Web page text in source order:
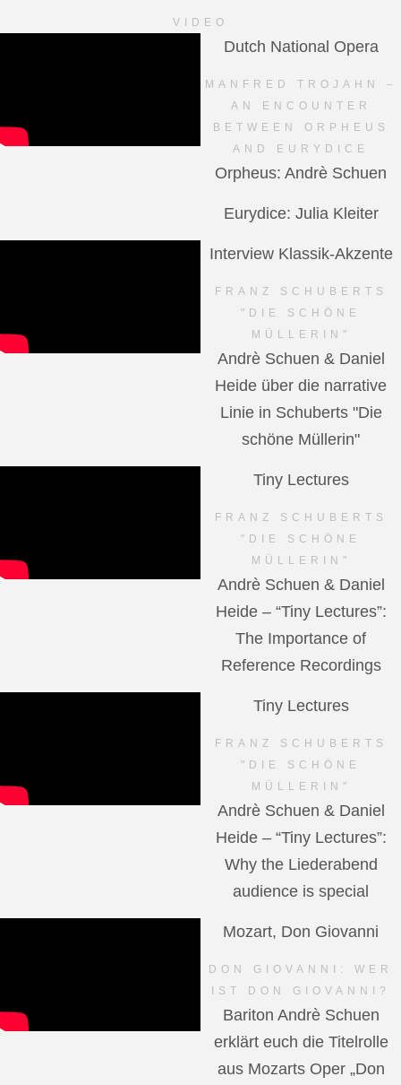
VIDEO
Dutch National Opera
MANFRED TROJAHN –
AN ENCOUNTER
BETWEEN ORPHEUS
AND EURYDICE
Orpheus: Andrè Schuen
Eurydice: Julia Kleiter
Interview Klassik-Akzente
FRANZ SCHUBERTS
"DIE SCHÖNE
MÜLLERIN"
Andrè Schuen & Daniel
Heide über die narrative
Linie in Schuberts "Die
schöne Müllerin"
Tiny Lectures
FRANZ SCHUBERTS
"DIE SCHÖNE
MÜLLERIN"
Andrè Schuen & Daniel
Heide – “Tiny Lectures”:
The Importance of
Reference Recordings
Tiny Lectures
FRANZ SCHUBERTS
"DIE SCHÖNE
MÜLLERIN"
Andrè Schuen & Daniel
Heide – “Tiny Lectures”:
Why the Liederabend
audience is special
Mozart, Don Giovanni
DON GIOVANNI: WER
IST DON GIOVANNI?
Bariton Andrè Schuen
erklärt euch die Titelrolle
aus Mozarts Oper „Don